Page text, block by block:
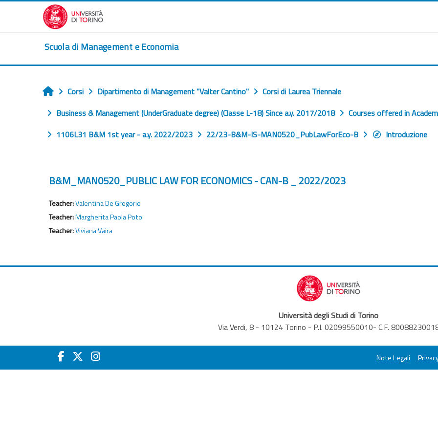
Vai al contenuto principale
Scuola di Management e Economia
Home
Corsi Dipartimento di Management "Valter Cantino"
Corsi di Laurea Triennale
Business & Management (UnderGraduate degree) (Classe L-18) Since a.y. 2017/2018
Courses offered in
1106L31 B&M 1st year - a.y. 2022/2023
22/23-B&M-IS-MAN0520_PubLawForEco-B Introduzione
B&M_MAN0520_PUBLIC LAW FOR ECONOMICS - CAN-B _ 2022/2023
Teacher:Valentina De Gregorio
Teacher:Margherita Paola Poto
Teacher:Viviana Vaira
Università degli Studi di Torino
Via Verdi, 8 - 10124 Torino - P.I. 02099550010- C.F.
Note Legali